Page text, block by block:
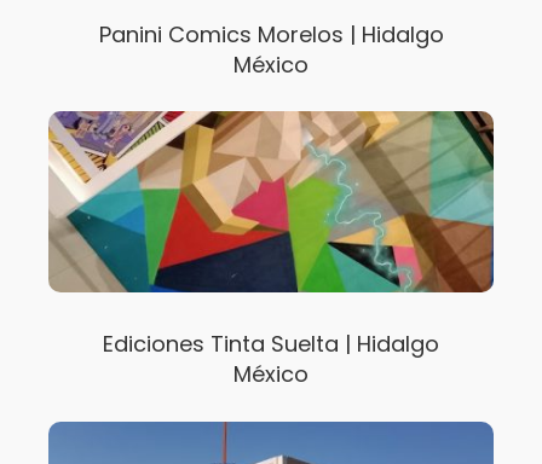
Panini Comics Morelos | Hidalgo
México
Ediciones Tinta Suelta | Hidalgo
México